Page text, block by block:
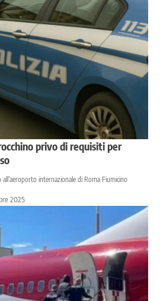
privo di requisiti per
internazionale di Roma Fiumicino
2025